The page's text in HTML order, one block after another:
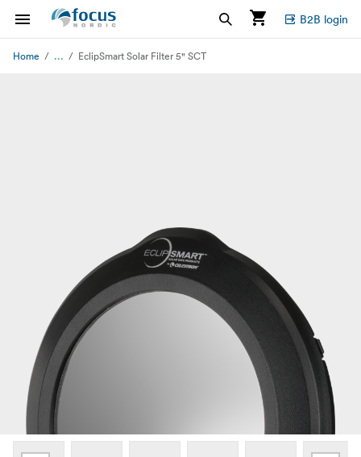
B2B login
Home ... EclipSmart Solar Filter 5" SCT